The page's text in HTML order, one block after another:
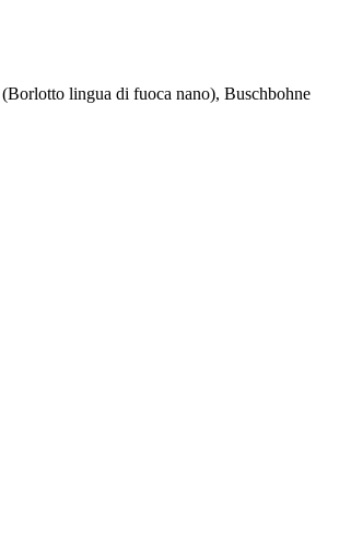
lingua di fuoca nano), Buschbohne